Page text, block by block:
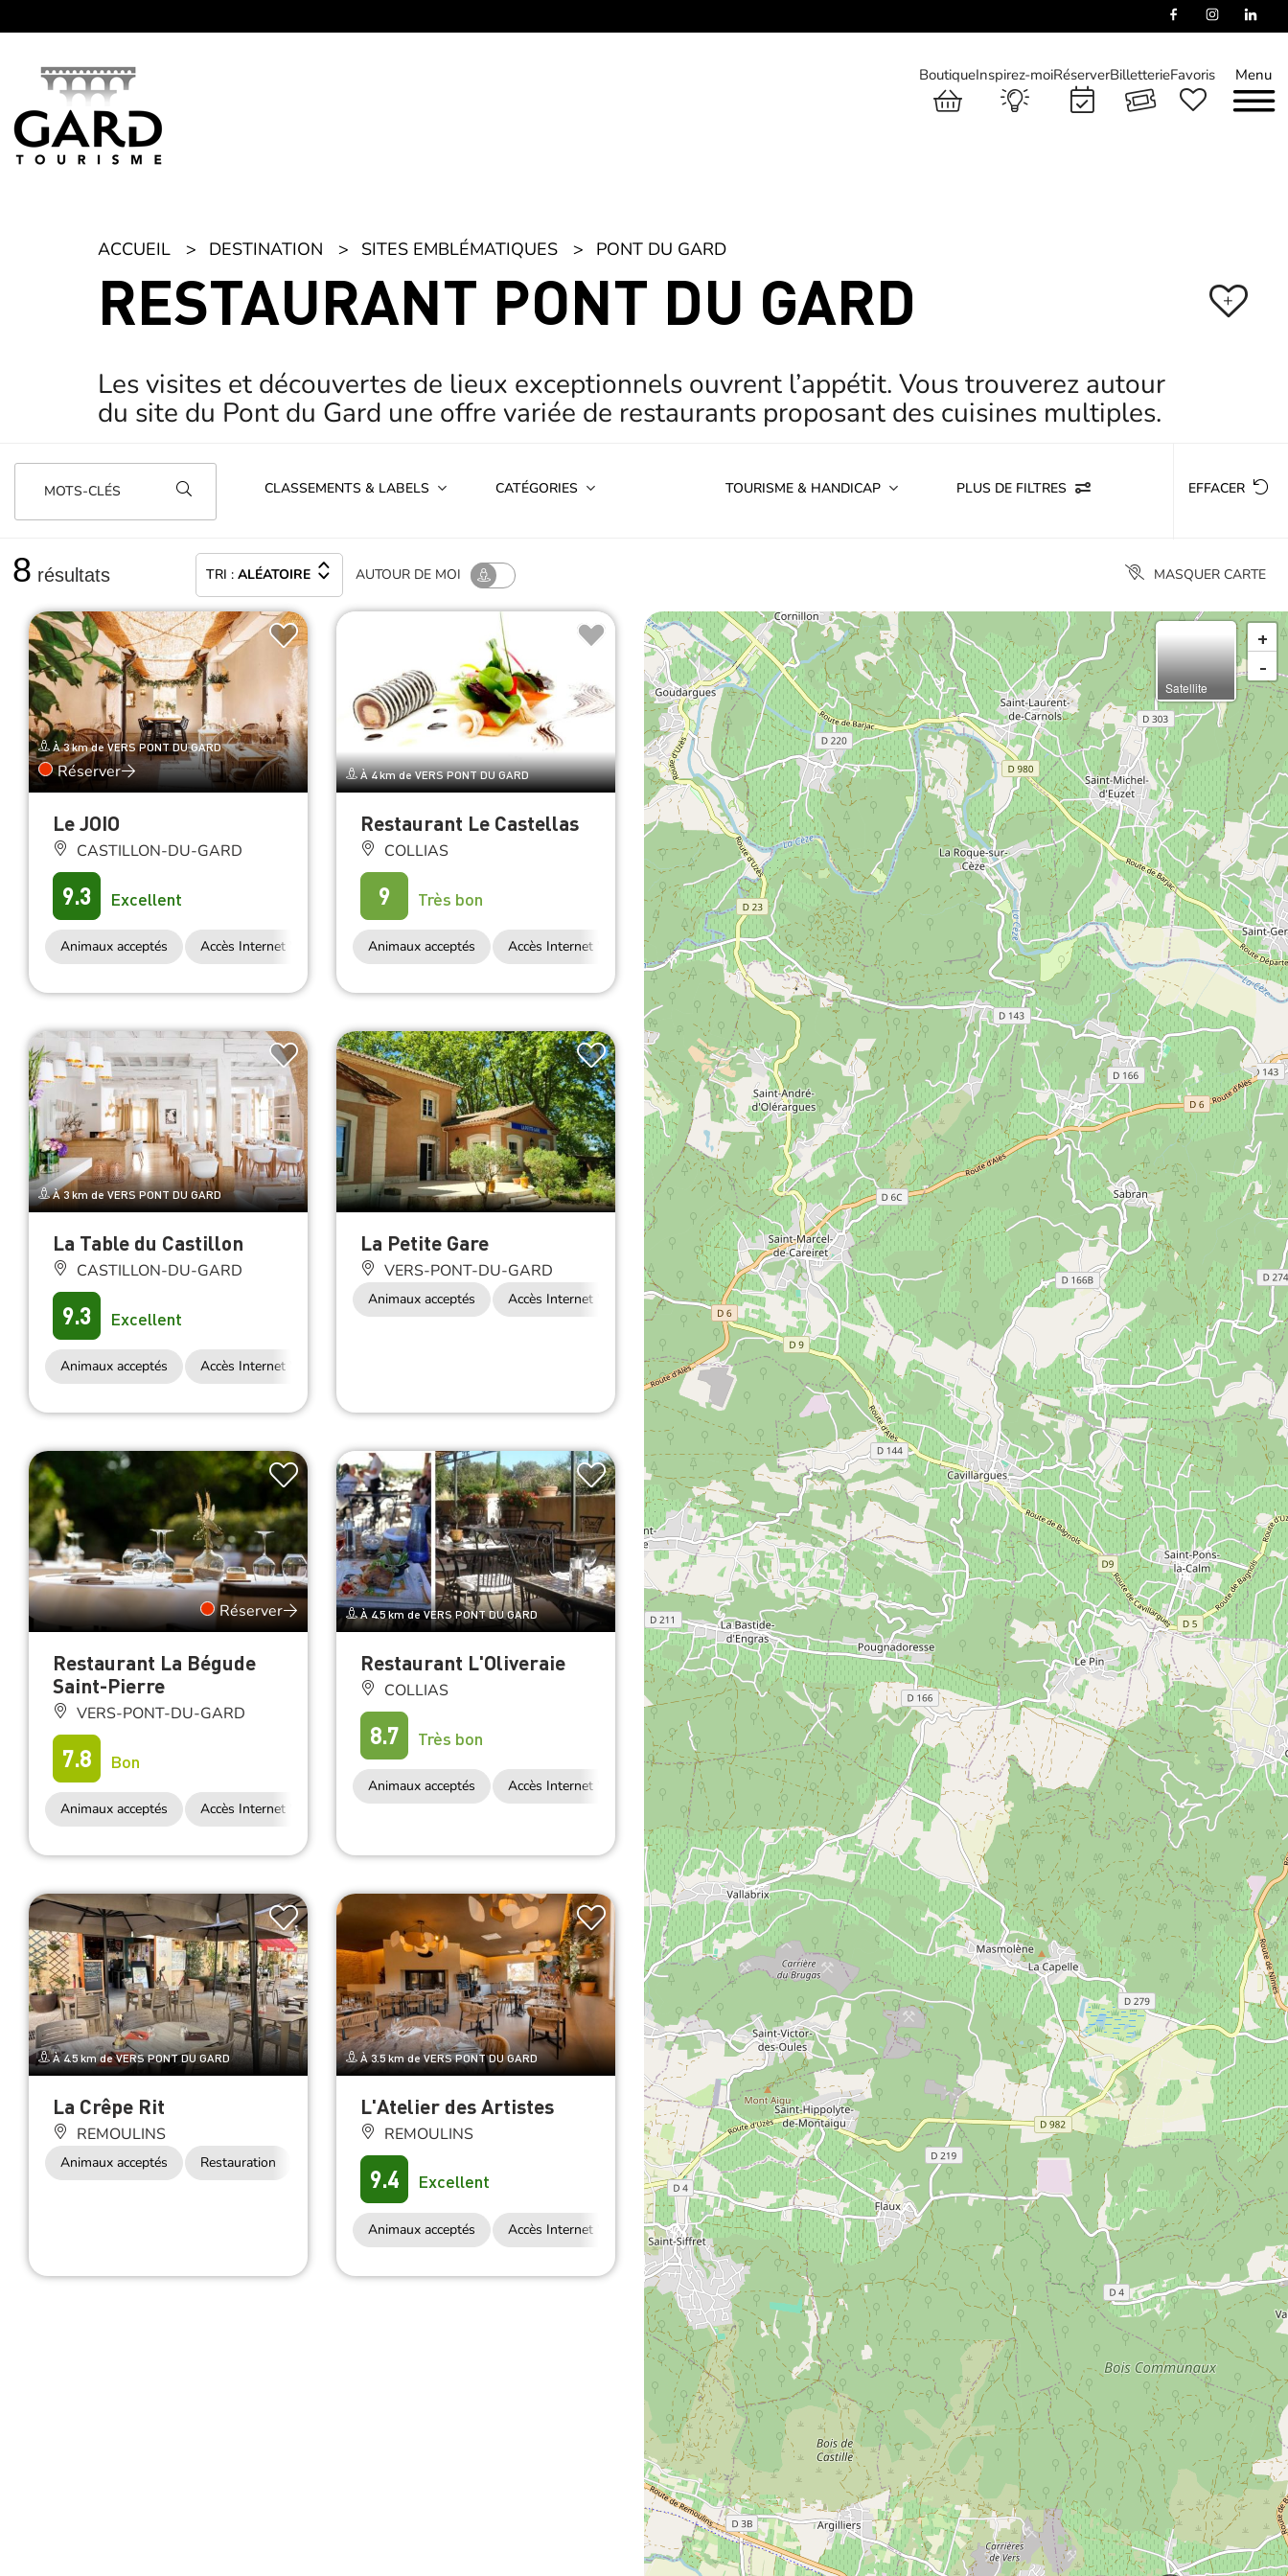
Menu
BoutiqueInspirez-moiRéserverBilletterieFavoris
ACCUEIL DESTINATION SITES EMBLÉMATIQUES PONT DU GARD
RESTAURANT PONT DU GARD +
Les visites et découvertes de lieux exceptionnels ouvrent l’appétit. Vous trouverez autour
du site du Pont du Gard une offre variée de restaurants proposant des cuisines multiples.
MOTS-CLÉS CLASSEMENTS & LABELS CATÉGORIES TOURISME & HANDICAP PLUS DE FILTRES EFFACER
8 résultats TRI : ALÉATOIRE AUTOUR DE MOI MASQUER CARTE
À 3 km de VERS PONT DU GARD
Réserver
Le JOIO
CASTILLON-DU-GARD
9.3 Excellent
Animaux acceptés Accès Internet Wifi
À 4 km de VERS PONT DU GARD
Restaurant Le Castellas
COLLIAS
9 Très bon
Animaux acceptés Accès Internet Wifi Restauration
À 3 km de VERS PONT DU GARD
La Table du Castillon
CASTILLON-DU-GARD
9.3 Excellent
Animaux acceptés Accès Internet Wifi
La Petite Gare
VERS-PONT-DU-GARD
Animaux acceptés Accès Internet Wifi Restauration
Réserver
Restaurant La Bégude
Saint-Pierre
VERS-PONT-DU-GARD
7.8 Bon
Animaux acceptés Accès Internet Wifi Restauration
À 4.5 km de VERS PONT DU GARD
Restaurant L'Oliveraie
COLLIAS
8.7 Très bon
Animaux acceptés Accès Internet Wifi Restauration
À 4.5 km de VERS PONT DU GARD
La Crêpe Rit
REMOULINS
Animaux acceptés Restauration
À 3.5 km de VERS PONT DU GARD
L'Atelier des Artistes
REMOULINS
9.4 Excellent
Animaux acceptés Accès Internet Wifi Restauration
+
-
Satellite